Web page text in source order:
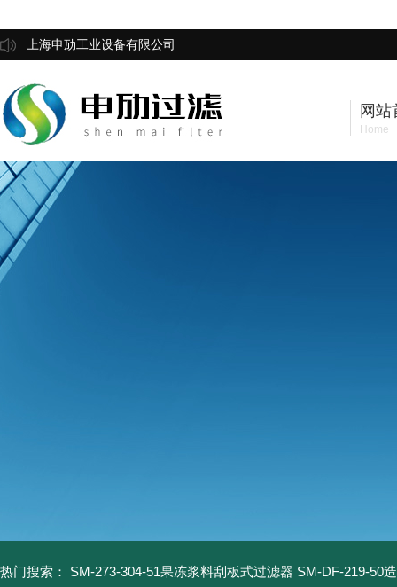
上海申劢工业设备有限公司
网站
Home
热门搜索： SM-273-304-51果冻浆料刮板式过滤器 SM-DF-219-50